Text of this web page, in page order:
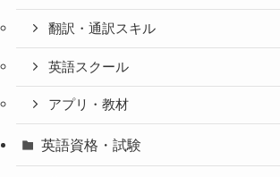
翻訳・通訳スキル
英語スクール
アプリ・教材
英語資格・試験